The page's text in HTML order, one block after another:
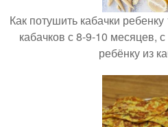
Как потушить кабачки
кабачков с 8-9-10 месяцев,
ребёнку из